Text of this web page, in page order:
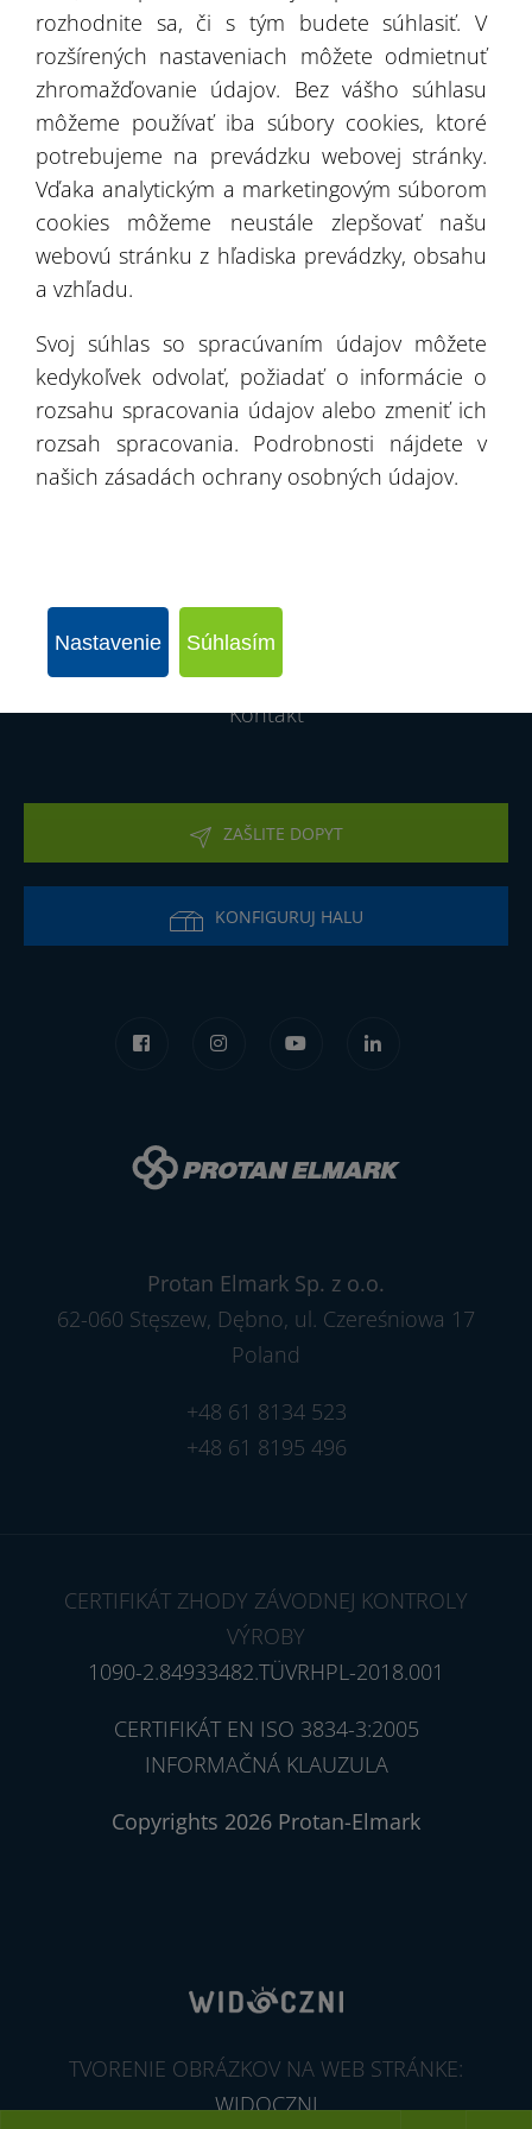
úlohy so starostlivosťou, kompetentnosťou a včas
a personál spoločnostiProtan Elmark predstavuje
profesionalitu, osobnú angažovanosť a
schopnosť práce vo veľkom tíme.
SpoločnosťProtan Elmarkmôže byť odporučená
ako profesioálny a dôveryhodný partner
vyrábajúci stanové haly.
Kniha odporúčaní
O firme
Kontakt
ZAŠLITE DOPYT
KONFIGURUJ HALU
Protan Elmark Sp. z o.o.
62-060 Stęszew, Dębno, ul. Czereśniowa 17
Poland
+48 61 8134 523
+48 61 8195 496
CERTIFIKÁT ZHODY ZÁVODNEJ KONTROLY
VÝROBY
1090-2.84933482.TÜVRHPL-2018.001
CERTIFIKÁT EN ISO 3834-3:2005
INFORMAČNÁ KLAUZULA
Copyrights 2026 Protan-Elmark
TVORENIE OBRÁZKOV NA WEB STRÁNKE:
WIDOCZNI
rozhodnite sa, či s tým budete súhlasiť. V
rozšírených nastaveniach môžete odmietnuť
zhromažďovanie údajov. Bez vášho súhlasu
môžeme používať iba súbory cookies, ktoré
potrebujeme na prevádzku webovej stránky.
Vďaka analytickým a marketingovým súborom
cookies môžeme neustále zlepšovať našu
webovú stránku z hľadiska prevádzky, obsahu
a vzhľadu.
Svoj súhlas so spracúvaním údajov môžete
kedykoľvek odvolať, požiadať o informácie o
rozsahu spracovania údajov alebo zmeniť ich
rozsah spracovania. Podrobnosti nájdete v
našich zásadách ochrany osobných údajov.
Nastavenie Súhlasím